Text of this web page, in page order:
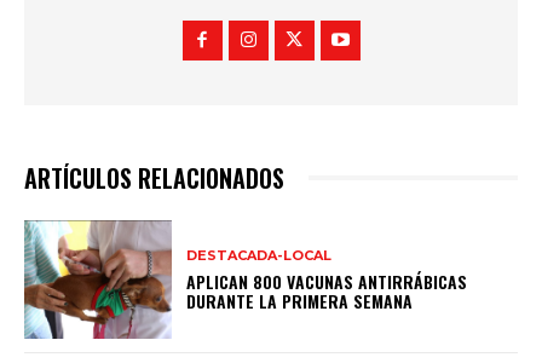
ARTÍCULOS RELACIONADOS
DESTACADA-LOCAL
APLICAN 800 VACUNAS ANTIRRÁBICAS
DURANTE LA PRIMERA SEMANA